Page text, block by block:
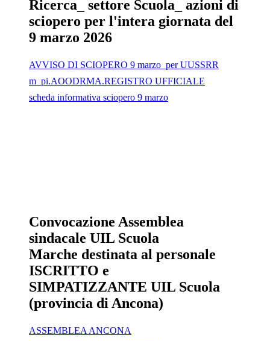
Ricerca_ settore Scuola_ azioni di
sciopero per l'intera giornata del
9 marzo 2026
AVVISO DI SCIOPERO 9 marzo_per UUSSRR
m_pi.AOODRMA.REGISTRO UFFICIALE
scheda informativa sciopero 9 marzo
Convocazione Assemblea
sindacale UIL Scuola
Marche destinata al personale
ISCRITTO e
SIMPATIZZANTE UIL Scuola
(provincia di Ancona)
ASSEMBLEA ANCONA